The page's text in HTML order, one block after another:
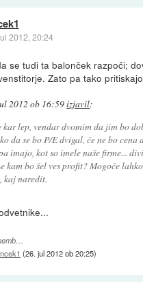
2012, 20:24
se tudi ta balonček razpoči;
Zato pa tako
2012 ob 16:59izjavil:
kar lep, vendar dvomim da jim bo
da se bo P/E dvigal, če ne bo cena
imajo, kot so imele naše firme...
kam bo šel ves profit? Mogoče
kaj naredit.
(26. jul 2012 ob 20:25)